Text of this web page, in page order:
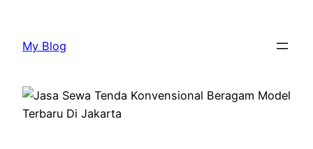
konten
My Blog